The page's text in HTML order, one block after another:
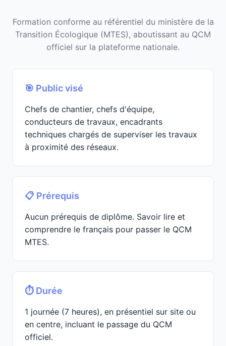
Formation conforme au référentiel du ministère de la
Transition Écologique (MTES), aboutissant au QCM
officiel sur la plateforme nationale.
🎯 Public visé
Chefs de chantier, chefs d'équipe,
conducteurs de travaux, encadrants
techniques chargés de superviser les travaux
à proximité des réseaux.
📋 Prérequis
Aucun prérequis de diplôme. Savoir lire et
comprendre le français pour passer le QCM
MTES.
⏱️ Durée
1 journée (7 heures), en présentiel sur site ou
en centre, incluant le passage du QCM
officiel.